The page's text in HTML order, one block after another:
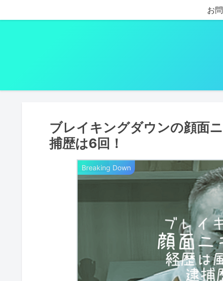
お
ブレイキングダウンの顔面
捕歴は6回！
Breaking Down